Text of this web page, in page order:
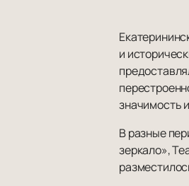
и
значимость
В разные
зеркало»,